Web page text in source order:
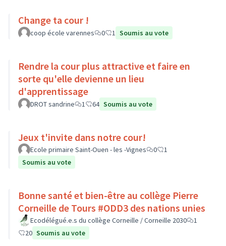
Change ta cour !
coop école varennes 0 1 Soumis au vote
Rendre la cour plus attractive et faire en
sorte qu'elle devienne un lieu
d'apprentissage
DROT sandrine 1 64 Soumis au vote
Jeux t'invite dans notre cour!
Ecole primaire Saint-Ouen - les -Vignes 0
1
Soumis au vote
Bonne santé et bien-être au collège Pierre
Corneille de Tours #ODD3 des nations unies
Ecodélégué.e.s du collège Corneille / Corneille 2030
1
20 Soumis au vote